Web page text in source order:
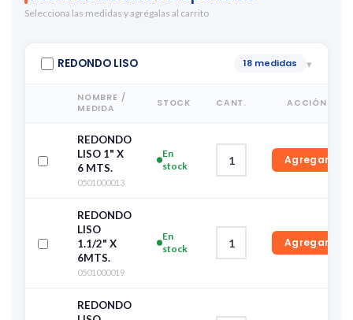
Selecciona las medidas y agrégalas al carrito
REDONDO LISO 18 medidas ▾
NOMBRE /
MEDIDA
STOCK CANT. ACCIÓN
REDONDO
LISO 1" X
6 MTS.
0501000013
En
stock
Agregar
REDONDO
LISO
1.1/2" X
6MTS.
0501000019
En
stock
Agregar
REDONDO